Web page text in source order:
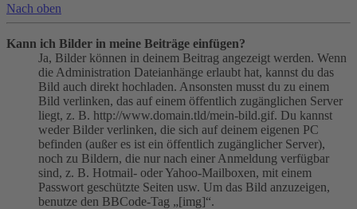
Nach oben
Kann ich Bilder in meine Beiträge einfügen?
Ja, Bilder können in deinem Beitrag angezeigt werden. Wenn
die Administration Dateianhänge erlaubt hat, kannst du das
Bild auch direkt hochladen. Ansonsten musst du zu einem
Bild verlinken, das auf einem öffentlich zugänglichen Server
liegt, z. B. http://www.domain.tld/mein-bild.gif. Du kannst
weder Bilder verlinken, die sich auf deinem eigenen PC
befinden (außer es ist ein öffentlich zugänglicher Server),
noch zu Bildern, die nur nach einer Anmeldung verfügbar
sind, z. B. Hotmail- oder Yahoo-Mailboxen, mit einem
Passwort geschützte Seiten usw. Um das Bild anzuzeigen,
benutze den BBCode-Tag „[img]“.